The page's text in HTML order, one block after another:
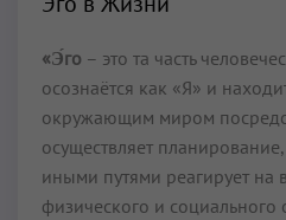
«Э́го – это та часть
осознаётся как «Я» и
окружающим миром
осуществляет
иными путями реагирует на
физического и социального